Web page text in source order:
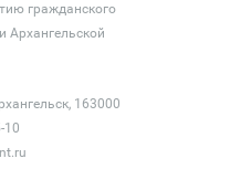
гражданского
Архангельской
163000
10